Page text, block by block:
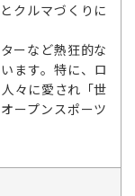
クルマづくりに
ーなど熱狂的な
ます。特に、ロ
々に愛され「世
ープンスポーツ